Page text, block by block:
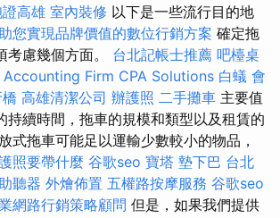
高雄 室內裝修 以下是一些流行目的地
您實現品牌價值的數位行銷方案 確定拖
考慮幾個方面。 台北記帳士推薦 吧檯桌
Firm CPA Solutions 白蟻 會
高雄清潔公司 辦護照 二手攤車 主要值
持續時間，拖車的規模和類型以及租賃的
式拖車可能足以運輸少數較小的物品，
照要帶什麼 谷歌seo 寶塔 墊下巴 台北
聽器 外燴佈置 五權路按摩服務 谷歌seo
網路行銷策略顧問 但是，如果我們提供